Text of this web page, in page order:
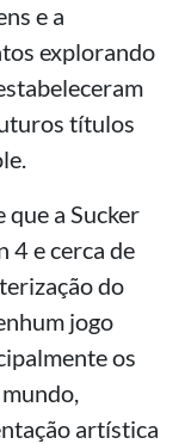
e a
explorando
títulos
que a Sucker
4 e cerca de
do
jogo
os
artística